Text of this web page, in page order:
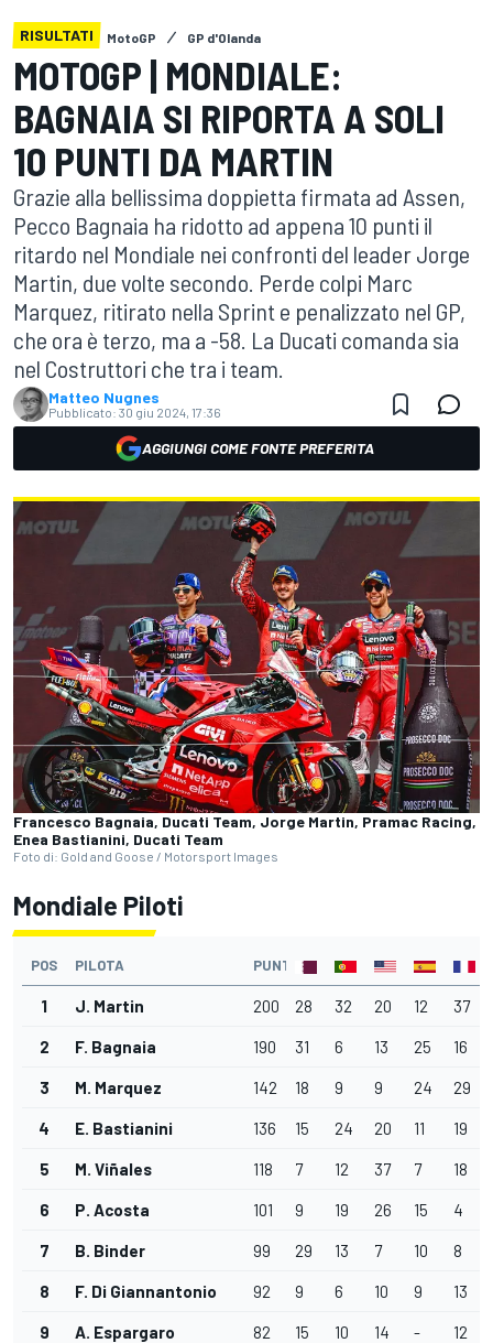
RISULTATI MotoGP GP d'Olanda
MOTOGP | MONDIALE:
BAGNAIA SI RIPORTA A SOLI
10 PUNTI DA MARTIN
Grazie alla bellissima doppietta firmata ad Assen,
Pecco Bagnaia ha ridotto ad appena 10 punti il
ritardo nel Mondiale nei confronti del leader Jorge
Martin, due volte secondo. Perde colpi Marc
Marquez, ritirato nella Sprint e penalizzato nel GP,
che ora è terzo, ma a -58. La Ducati comanda sia
nel Costruttori che tra i team.
Matteo Nugnes
Pubblicato: 30 giu 2024, 17:36
AGGIUNGI COME FONTE PREFERITA
Francesco Bagnaia, Ducati Team, Jorge Martin, Pramac Racing,
Enea Bastianini, Ducati Team
Foto di: Gold and Goose / Motorsport Images
Mondiale Piloti
POS PILOTA PUNTI
1 J. Martin 200 28 32 20 12 37
2 F. Bagnaia 190 31 6 13 25 16
3 M. Marquez 142 18 9 9 24 29
4 E. Bastianini 136 15 24 20 11 19
5 M. Viñales 118 7 12 37 7 18
6 P. Acosta 101 9 19 26 15 4
7 B. Binder 99 29 13 7 10 8
8 F. Di Giannantonio 92 9 6 10 9 13
9 A. Espargaro 82 15 10 14 - 12